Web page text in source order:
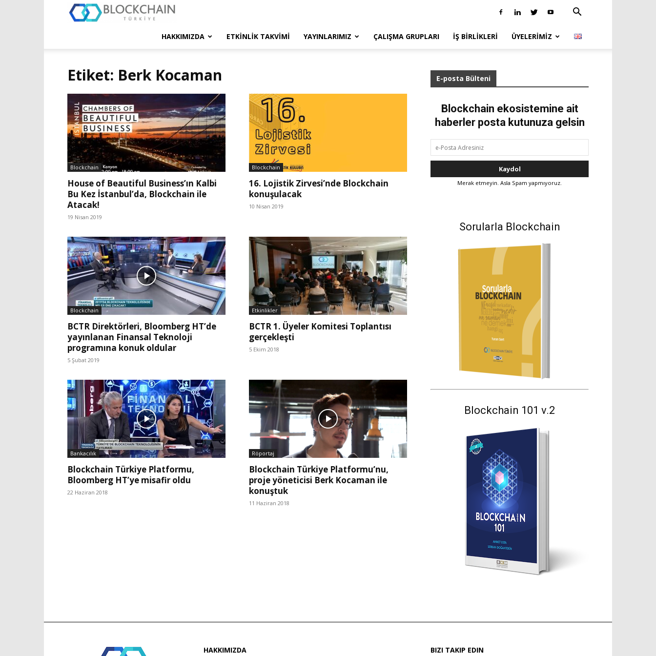
Türkiye
HAKKIMIZDA ETKINLIK TAKVIMI YAYINLARIMIZ ÇALIŞMA GRUPLARI İŞ BIRLIKLERI ÜYELERIMIZ
Etiket: Berk Kocaman
Blockchain
House of Beautiful Business’ın Kalbi
Bu Kez İstanbul’da, Blockchain ile
Atacak!
19 Nisan 2019
Blockchain
16. Lojistik Zirvesi’nde Blockchain
konuşulacak
10 Nisan 2019
Blockchain
BCTR Direktörleri, Bloomberg HT’de
yayınlanan Finansal Teknoloji
programına konuk oldular
5 Şubat 2019
Etkinlikler
BCTR 1. Üyeler Komitesi Toplantısı
gerçekleşti
5 Ekim 2018
Bankacılık
Blockchain Türkiye Platformu,
Bloomberg HT’ye misafir oldu
22 Haziran 2018
Röportaj
Blockchain Türkiye Platformu’nu,
proje yöneticisi Berk Kocaman ile
konuştuk
11 Haziran 2018
E-posta Bülteni
Blockchain ekosistemine ait
haberler posta kutunuza gelsin
Merak etmeyin. Asla Spam yapmıyoruz.
Sorularla Blockchain
Blockchain 101 v.2
HAKKIMIZDA BIZI TAKIP EDIN